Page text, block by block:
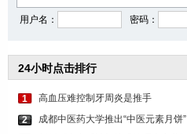
用户名： 密码：
24小时点击排行
1
高血压难控制牙周炎是推手
2
成都中医药大学推出“中医元素月饼”